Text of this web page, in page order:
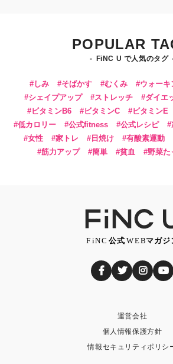
POPULAR
FiNC U で人気のタグ
しみ そばかす むくみ ウォーキ
シェイプアップ
ストレッチ ダイエ
ビタミンB6
ビタミンC ビタミンE
低カロリー
公式fitness 公式レシピ
女性
家トレ 日焼け 有酸素運動
筋力アップ
簡単 貧血 野菜た
運営会社
個人情報保護方針
情報セキュリティポリシ